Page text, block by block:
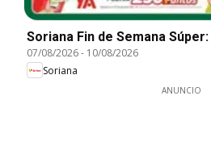
Soriana Fin de Semana Súper:
07/08/2026- 10/08/2026
Soriana
ANUNCIO